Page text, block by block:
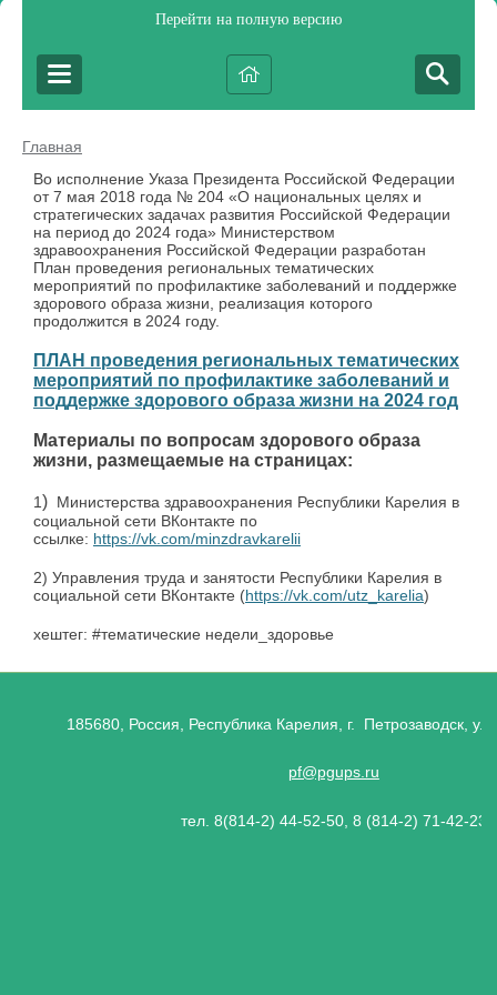
Перейти на полную версию
Главная
Во исполнение Указа Президента Российской Федерации
от 7 мая 2018 года № 204 «О национальных целях и
стратегических задачах развития Российской Федерации
на период до 2024 года» Министерством
здравоохранения Российской Федерации разработан
План проведения региональных тематических
мероприятий по профилактике заболеваний и поддержке
здорового образа жизни, реализация которого
продолжится в 2024 году.
ПЛАН проведения региональных тематических
мероприятий по профилактике заболеваний и
поддержке здорового образа жизни на 2024 год
Материалы по вопросам здорового образа
жизни, размещаемые на страницах:
1) Министерства здравоохранения Республики Карелия в
социальной сети ВКонтакте по
ссылке: https://vk.com/minzdravkarelii
2) Управления труда и занятости Республики Карелия в
социальной сети ВКонтакте (https://vk.com/utz_karelia)
хештег: #тематические недели_здоровье
185680, Россия, Республика Карелия, г. Петрозаводск,
pf@pgups.ru
тел. 8(814-2) 44-52-50, 8 (814-2) 71-42-23